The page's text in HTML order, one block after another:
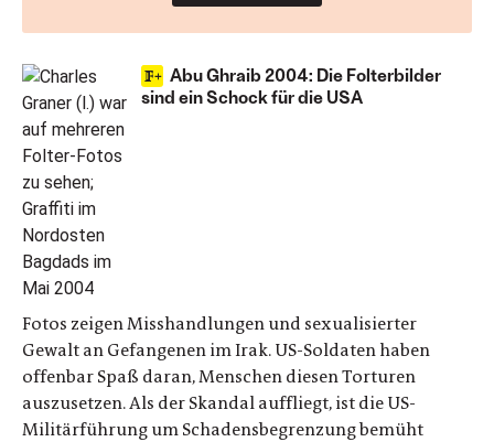
Abu Ghraib 2004: Die Folterbilder
sind ein Schock für die USA
Fotos zeigen Misshandlungen und sexualisierter
Gewalt an Gefangenen im Irak. US-Soldaten haben
offenbar Spaß daran, Menschen diesen Torturen
auszusetzen. Als der Skandal auffliegt, ist die US-
Militärführung um Schadensbegrenzung bemüht